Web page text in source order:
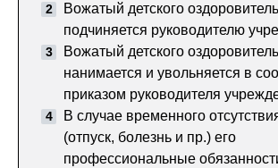
Вожатый детского
подчиняется руководителю
Вожатый детского
нанимается и увольняется в
приказом руководителя
В случае временного
(отпуск, болезнь и пр.) его
профессиональные